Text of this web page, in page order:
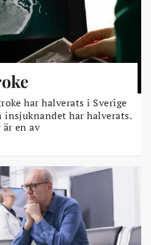
har halverats i Sverige
insjuknandet har halverats.
är en av